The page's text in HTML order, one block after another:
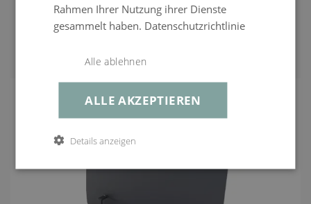
Rahmen Ihrer Nutzung ihrer Dienste
gesammelt haben. Datenschutzrichtlinie
ALLE AKZEPTIEREN
Alle ablehnen
Details anzeigen